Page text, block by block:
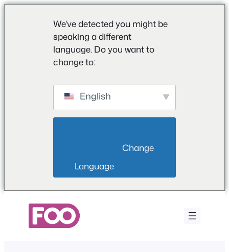
We've detected you might be
speaking a different
language. Do you want to
change to:
English
Language
contenido